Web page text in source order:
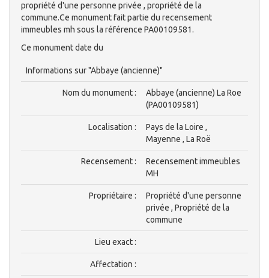
propriété d'une personne privée , propriété de la
commune.Ce monument fait partie du recensement
immeubles mh sous la référence PA00109581.
Ce monument date du
Informations sur "Abbaye (ancienne)"
Nom du monument :
Abbaye (ancienne) La Roe
(PA00109581)
Localisation :
Pays de la Loire ,
Mayenne , La Roë
Recensement :
Recensement immeubles
MH
Propriétaire :
Propriété d'une personne
privée , Propriété de la
commune
Lieu exact :
Affectation :